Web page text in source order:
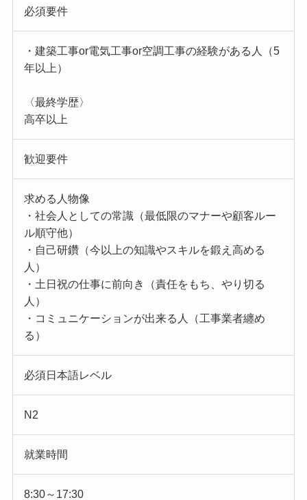
必須要件
・建築工事or電気工事or空調工事の経験がある人（5
年以上）
〈最終学歴〉
高卒以上
歓迎要件
求める人物像
・社会人としての常識（最低限のマナーや顧客ルー
ル順守他）
・自己研鑽（今以上の知識やスキルを鍛え高める
人）
・土日祝の仕事に前向き（責任をもち、やり切る
人）
・コミュニケーションが出来る人（工事業者纏め
る）
必須日本語レベル
N2
就業時間
8:30～17:30